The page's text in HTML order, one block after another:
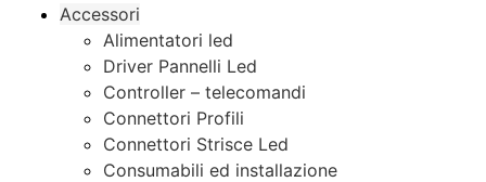
Accessori
Alimentatori led
Driver Pannelli Led
Controller – telecomandi
Connettori Profili
Connettori Strisce Led
Consumabili ed installazione